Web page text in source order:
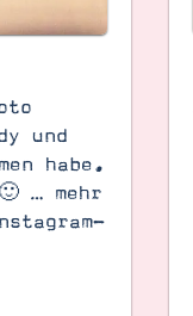
und
habe.
… mehr